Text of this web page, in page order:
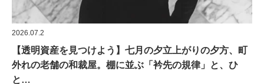
2026.07.2
【透明資産を見つけよう】七月の夕立上がりの夕方、町
外れの老舗の和裁屋。棚に並ぶ「衿先の規律」と、ひ
と…